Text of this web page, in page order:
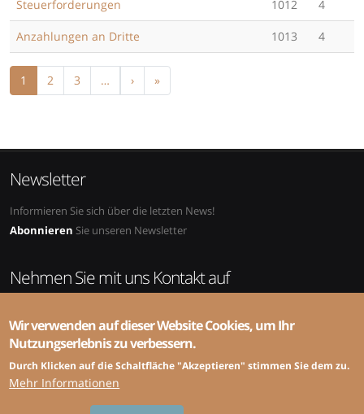
Steuerforderungen 1012 4
Anzahlungen an Dritte 1013 4
Pagination
1 2 3 … ›Next page
»Last page
Newsletter
Informieren Sie sich über die letzten News!
Abonnieren Sie unseren Newsletter
Nehmen Sie mit uns Kontakt auf
Abteilung Public Sector, Gertrudstrasse 8, 8400 Winterthur
Telefon:+41 58 934 49 94 (Administration) ou +41 58 934 49 72
(Fachsekretariat)
E-mail: info@srs-cspcp.ch
Wir verwenden auf dieser Website Cookies, um Ihr
Nutzungserlebnis zu verbessern.
Durch Klicken auf die Schaltfläche "Akzeptieren" stimmen Sie dem zu.
Mehr Informationen